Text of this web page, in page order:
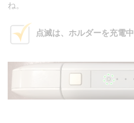
ね。
点滅は、ホルダーを充電中